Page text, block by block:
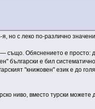
но с леко по-различно
също. Обяснението е просто:
български е бил
"книжовен" език е до
ниво, вместо турски можете